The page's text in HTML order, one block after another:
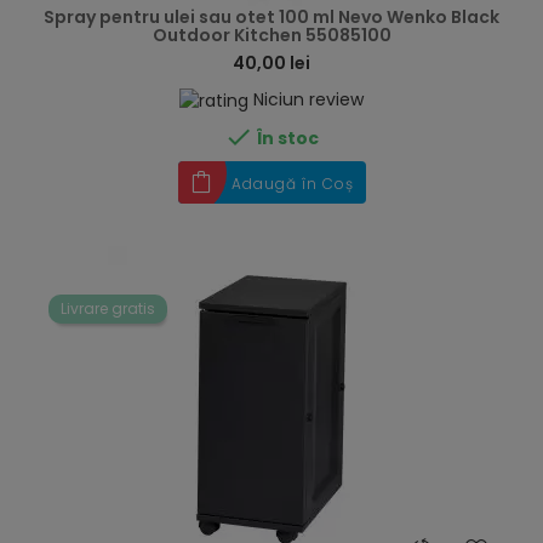
Spray pentru ulei sau otet 100 ml Nevo Wenko Black
Outdoor Kitchen 55085100
40,00 lei
Niciun review
 În stoc
Adaugă în Coș
Livrare gratis